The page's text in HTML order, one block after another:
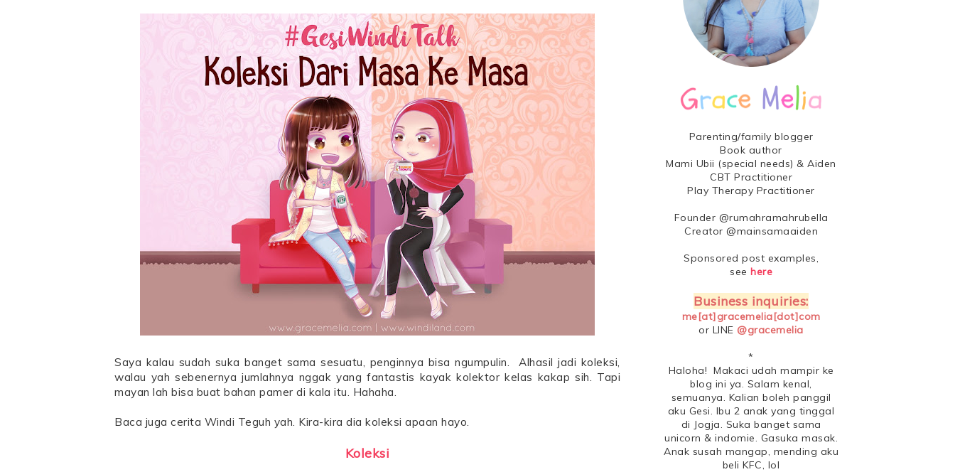
Saya kalau sudah suka banget sama sesuatu, penginnya bisa ngumpulin. Alhasil jadi koleksi,
walau yah sebenernya jumlahnya nggak yang fantastis kayak kolektor kelas kakap sih. Tapi
mayan lah bisa buat bahan pamer di kala itu. Hahaha.
Baca juga cerita Windi Teguh yah. Kira-kira dia koleksi apaan hayo.
Koleksi
Parenting/family blogger
Book author
Mami Ubii (special needs) & Aiden
CBT Practitioner
Play Therapy Practitioner
Founder @rumahramahrubella
Creator @mainsamaaiden
Sponsored post examples,
see here
Business inquiries:
me[at]gracemelia[dot]com
or LINE @gracemelia
*
Haloha! Makaci udah mampir ke
blog ini ya. Salam kenal,
semuanya. Kalian boleh panggil
aku Gesi. Ibu 2 anak yang tinggal
di Jogja. Suka banget sama
unicorn & indomie. Gasuka masak.
Anak susah mangap, mending aku
beli KFC, lol